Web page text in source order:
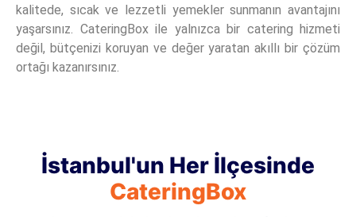
kalitede, sıcak ve lezzetli yemekler sunmanın avantajını
yaşarsınız. CateringBox ile yalnızca bir catering hizmeti
değil, bütçenizi koruyan ve değer yaratan akıllı bir çözüm
ortağı kazanırsınız.
İstanbul'un Her İlçesinde
CateringBox